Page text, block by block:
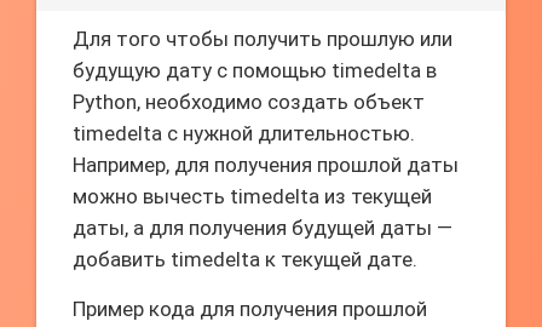
Для того чтобы получить прошлую или
будущую дату с помощью timedelta в
Python, необходимо создать объект
timedelta с нужной длительностью.
Например, для получения прошлой даты
можно вычесть timedelta из текущей
даты, а для получения будущей даты —
добавить timedelta к текущей дате.
Пример кода для получения прошлой